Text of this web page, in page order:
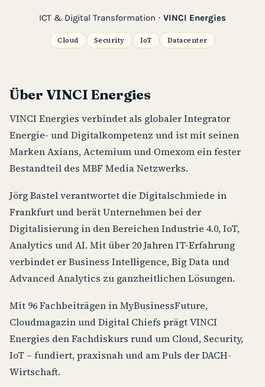
ICT & Digital Transformation · VINCI Energies
Cloud Security IoT Datacenter
Über VINCI Energies
VINCI Energies verbindet als globaler Integrator
Energie- und Digitalkompetenz und ist mit seinen
Marken Axians, Actemium und Omexom ein fester
Bestandteil des MBF Media Netzwerks.
Jörg Bastel verantwortet die Digitalschmiede in
Frankfurt und berät Unternehmen bei der
Digitalisierung in den Bereichen Industrie 4.0, IoT,
Analytics und AI. Mit über 20 Jahren IT-Erfahrung
verbindet er Business Intelligence, Big Data und
Advanced Analytics zu ganzheitlichen Lösungen.
Mit 96 Fachbeiträgen in MyBusinessFuture,
Cloudmagazin und Digital Chiefs prägt VINCI
Energies den Fachdiskurs rund um Cloud, Security,
IoT – fundiert, praxisnah und am Puls der DACH-
Wirtschaft.